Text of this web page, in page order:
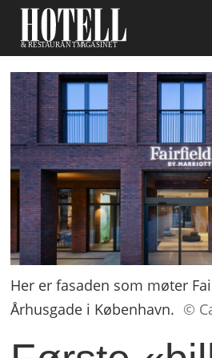
Her er fasaden som møter
Århusgade i København. ©